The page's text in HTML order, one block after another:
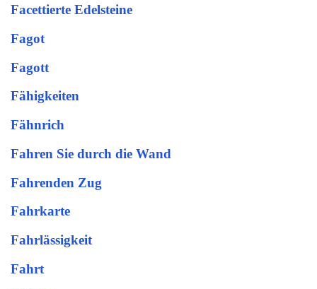
Facettierte Edelsteine
Fagot
Fagott
Fähigkeiten
Fähnrich
Fahren Sie durch die Wand
Fahrenden Zug
Fahrkarte
Fahrlässigkeit
Fahrt